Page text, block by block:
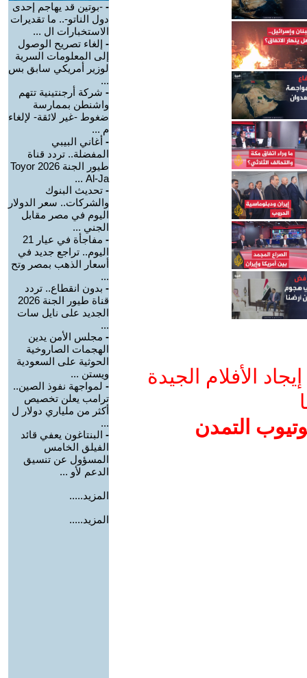
الأفلام الجيدة
التمدن
- -بوتين قد يهاجم إحدى
دول الناتو-.. ما تقديرات
الاستخبارات ال ...
- إلغاء تصريح الوصول
إلى المعلومات السرية
لوزير أمريكي سابق بس
...
- شركة أرجنتينية تتهم
واشنطن بممارسة
ضغوط -غير لائقة- لإلغاء
م ...
- أغاني البيبي
المفضلة.. تردد قناة
طيور الجنة 2026 Toyor
Al-Ja ...
- تحديث البنوك
والشركات.. سعر الدولار
اليوم في مصر مقابل
الجني ...
-
مفاجأة في عيار 21
اليوم.. تراجع جديد في
أسعار الذهب بمصر وتح
...
- بدون انقطاع.. تردد
قناة طيور الجنة 2026
الجديد على نايل سات
...
- مجلس الأمن يدين
الهجمات الصاروخية
الحوثية على السعودية
ويستن ...
- لمواجهة نفوذ الصين..
ترامب يعلن تخصيص
أكثر من ملياري دولار ل
...
- البنتاغون يعفي قائد
الفيلق الخامس
المسؤول عن تنسيق
الدعم لأو ...
المزيد.....
المزيد.....